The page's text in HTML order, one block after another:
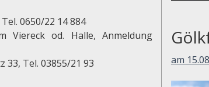
0650/22 14 884
Viereck od. Halle, Anmeldung
33, Tel. 03855/21 93
am